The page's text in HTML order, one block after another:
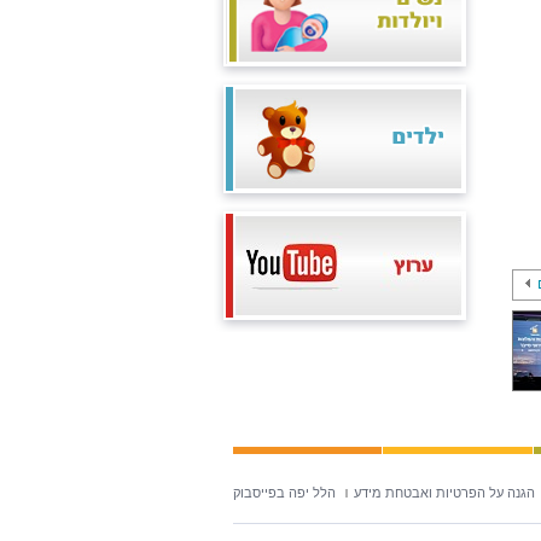
הגנה על הפרטיות ואבטחת מידע הלל יפה בפייסבוק